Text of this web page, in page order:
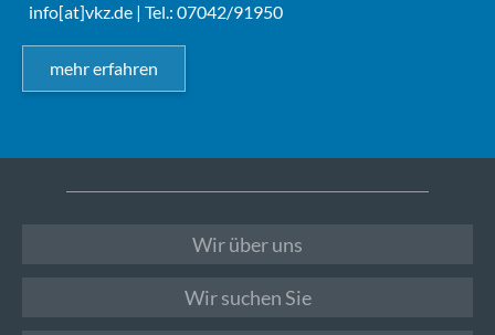
info[at]vkz.de | Tel.: 07042/91950
mehr erfahren
Wir über uns
Wir suchen Sie